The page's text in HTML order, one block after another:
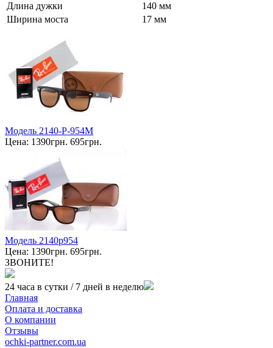
Длина дужки
140 мм
Ширина моста
17 мм
Модель 2140-P-954M
Цена: 1390грн. 695грн.
Модель 2140p954
Цена: 1390грн. 695грн.
ЗВОНИТЕ!
24 часа в сутки / 7 дней в неделю
Главная
Оплата и доставка
О компании
Отзывы
ochki-partner.com.ua